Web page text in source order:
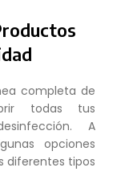
completa de
todas tus
A
opciones
diferentes tipos